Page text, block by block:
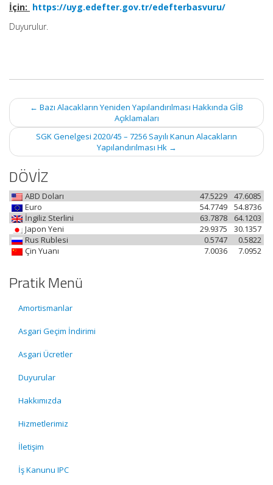
İçin: https://uyg.edefter.gov.tr/edefterbasvuru/
Duyurulur.
Post
navigation
← Bazı Alacakların Yeniden Yapılandırılması Hakkında GİB
Açıklamaları
SGK Genelgesi 2020/45 – 7256 Sayılı Kanun Alacakların
Yapılandırılması Hk →
DÖVİZ
ABD Doları 47.6085
47.5229
Euro
54.8736
54.7749
İngiliz Sterlini
64.1203
63.7878
Japon Yeni
30.1357
29.9375
Rus Rublesi
0.5822
0.5747
Çin Yuanı
7.0952
7.0036
Pratik Menü
Amortismanlar
Asgari Geçim İndirimi
Asgari Ücretler
Duyurular
Hakkımızda
Hizmetlerimiz
İletişim
İş Kanunu IPC